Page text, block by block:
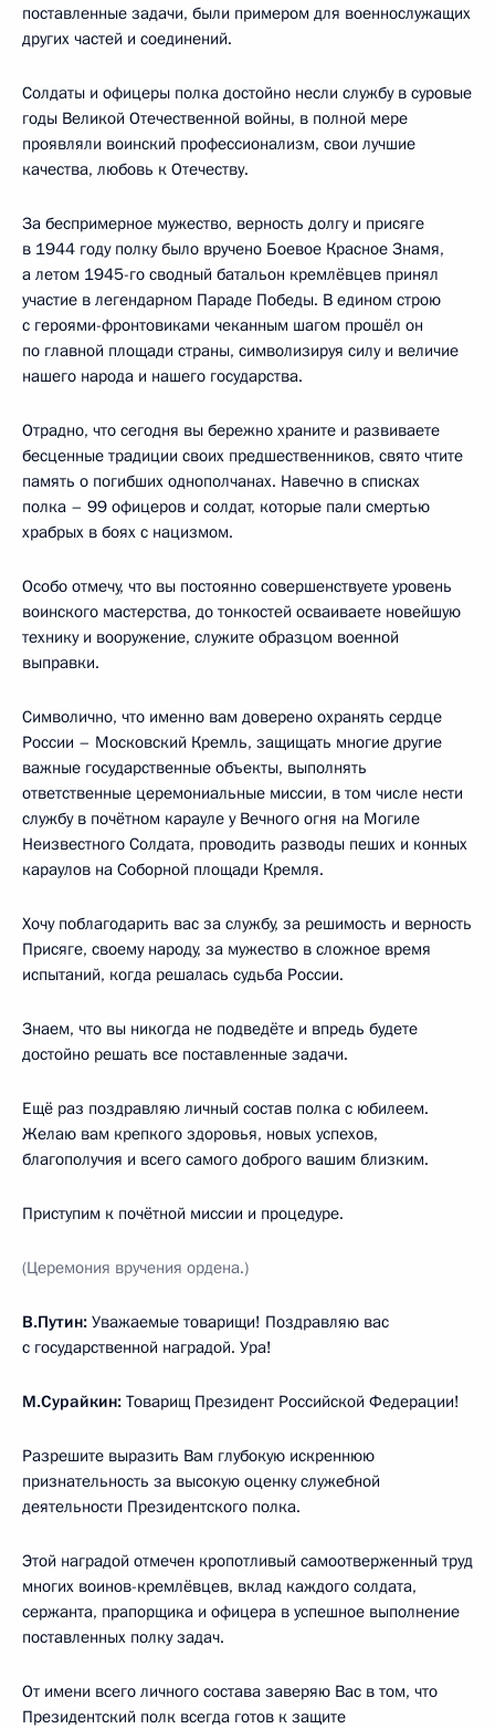
поставленные задачи, были примером для военнослужащих
других частей и соединений.
Солдаты и офицеры полка достойно несли службу в суровые
годы Великой Отечественной войны, в полной мере
проявляли воинский профессионализм, свои лучшие
качества, любовь к Отечеству.
За беспримерное мужество, верность долгу и присяге
в 1944 году полку было вручено Боевое Красное Знамя,
а летом 1945-го сводный батальон кремлёвцев принял
участие в легендарном Параде Победы. В едином строю
с героями-фронтовиками чеканным шагом прошёл он
по главной площади страны, символизируя силу и величие
нашего народа и нашего государства.
Отрадно, что сегодня вы бережно храните и развиваете
бесценные традиции своих предшественников, свято чтите
память о погибших однополчанах. Навечно в списках
полка – 99 офицеров и солдат, которые пали смертью
храбрых в боях с нацизмом.
Особо отмечу, что вы постоянно совершенствуете уровень
воинского мастерства, до тонкостей осваиваете новейшую
технику и вооружение, служите образцом военной
выправки.
Символично, что именно вам доверено охранять сердце
России – Московский Кремль, защищать многие другие
важные государственные объекты, выполнять
ответственные церемониальные миссии, в том числе нести
службу в почётном карауле у Вечного огня на Могиле
Неизвестного Солдата, проводить разводы пеших и конных
караулов на Соборной площади Кремля.
Хочу поблагодарить вас за службу, за решимость и верность
Присяге, своему народу, за мужество в сложное время
испытаний, когда решалась судьба России.
Знаем, что вы никогда не подведёте и впредь будете
достойно решать все поставленные задачи.
Ещё раз поздравляю личный состав полка с юбилеем.
Желаю вам крепкого здоровья, новых успехов,
благополучия и всего самого доброго вашим близким.
Приступим к почётной миссии и процедуре.
(Церемония вручения ордена.)
В.Путин: Уважаемые товарищи! Поздравляю вас
с государственной наградой. Ура!
М.Сурайкин: Товарищ Президент Российской Федерации!
Разрешите выразить Вам глубокую искреннюю
признательность за высокую оценку служебной
деятельности Президентского полка.
Этой наградой отмечен кропотливый самоотверженный труд
многих воинов-кремлёвцев, вклад каждого солдата,
сержанта, прапорщика и офицера в успешное выполнение
поставленных полку задач.
От имени всего личного состава заверяю Вас в том, что
Президентский полк всегда готов к защите